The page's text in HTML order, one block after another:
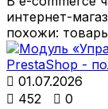
интернет-
похожи:
 01.07.2026
 452  0